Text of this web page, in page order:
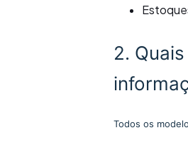
2.
Todos os